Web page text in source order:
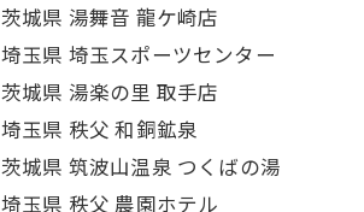
茨城県 湯舞音 龍ケ崎店
埼玉県 埼玉スポーツセンター
茨城県 湯楽の里 取手店
埼玉県 秩父 和銅鉱泉
茨城県 筑波山温泉 つくばの湯
埼玉県 秩父 農園ホテル